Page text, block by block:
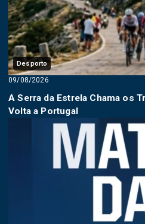
Desporto
09/08/2026
A Serra da Estrela Chama os
Volta a Portugal